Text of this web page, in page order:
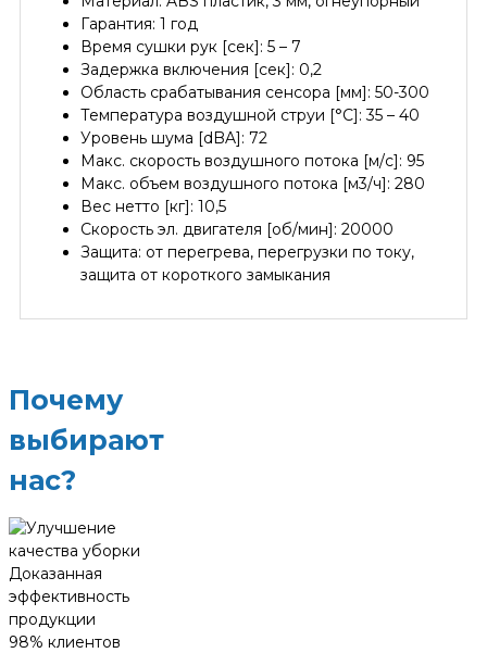
Гарантия: 1 год
Время сушки рук [сек]: 5 – 7
Задержка включения [сек]: 0,2
Область срабатывания сенсора [мм]: 50-300
Температура воздушной струи [°C]: 35 – 40
Уровень шума [dBA]: 72
Макс. скорость воздушного потока [м/с]: 95
Макс. объем воздушного потока [м3/ч]: 280
Вес нетто [кг]: 10,5
Скорость эл. двигателя [об/мин]: 20000
Защита: от перегрева, перегрузки по току,
защита от короткого замыкания
Почему
выбирают
нас?
Доказанная
эффективность
продукции
98% клиентов